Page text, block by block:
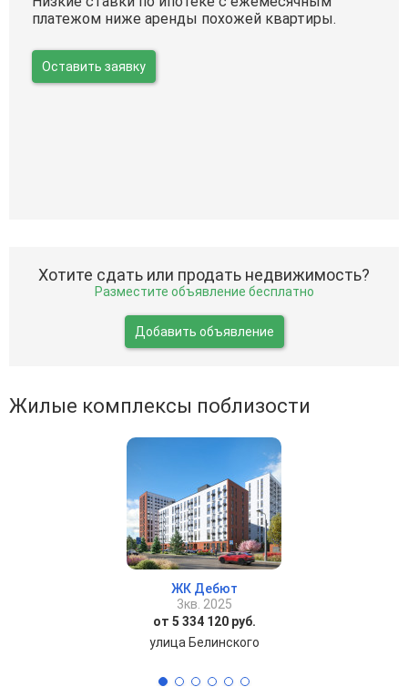
платежом ниже аренды похожей квартиры.
Оставить заявку
Хотите сдать или продать недвижимость?
Разместите объявление бесплатно
Добавить объявление
Жилые комплексы поблизости
ЖК Дебют
3кв. 2025
от 5 334 120 руб.
улица Белинского